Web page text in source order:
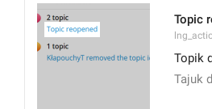
Topic
Topik
Tajuk